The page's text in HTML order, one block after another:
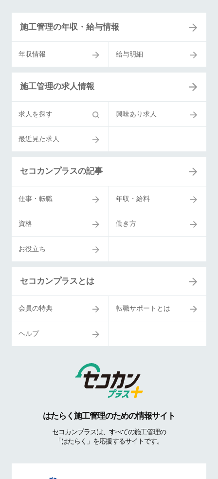
施工管理の年収・給与情報
年収情報 給与明細
施工管理の求人情報
求人を探す 興味あり求人
最近見た求人
セコカンプラスの記事
仕事・転職 年収・給料
資格 働き方
お役立ち
セコカンプラスとは
会員の特典 転職サポートとは
ヘルプ
はたらく施工管理のための情報サイト
セコカンプラスは、すべての施工管理の
「はたらく」を応援するサイトです。